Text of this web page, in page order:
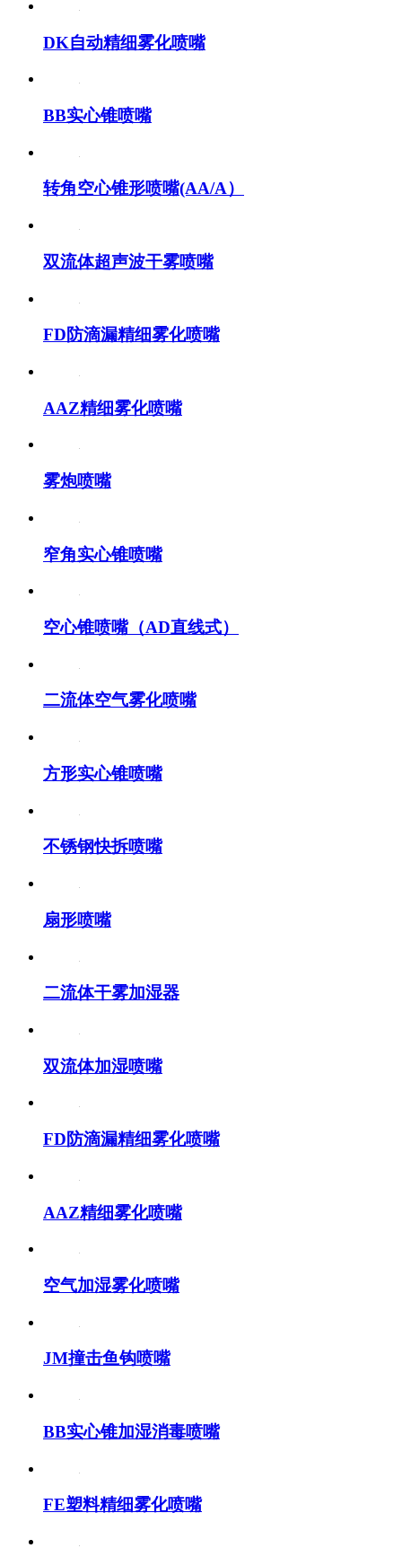
DK自动精细雾化喷嘴
BB实心锥喷嘴
转角空心锥形喷嘴(AA/A）
双流体超声波干雾喷嘴
FD防滴漏精细雾化喷嘴
AAZ精细雾化喷嘴
雾炮喷嘴
窄角实心锥喷嘴
空心锥喷嘴（AD直线式）
二流体空气雾化喷嘴
方形实心锥喷嘴
不锈钢快拆喷嘴
扇形喷嘴
二流体干雾加湿器
双流体加湿喷嘴
FD防滴漏精细雾化喷嘴
AAZ精细雾化喷嘴
空气加湿雾化喷嘴
JM撞击鱼钩喷嘴
BB实心锥加湿消毒喷嘴
FE塑料精细雾化喷嘴